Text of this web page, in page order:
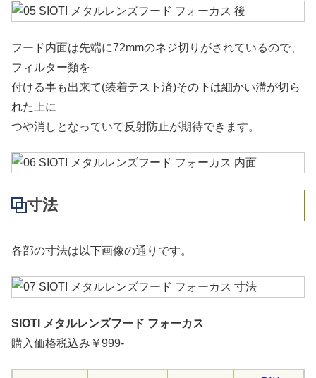
フード内面は先端に72mmのネジ切りがされているので、
フィルター類を
付ける事も出来て(装着テスト済)その下は細かい溝が切ら
れた上に
つや消しとなっていて反射防止が期待できます。
寸法
各部の寸法は以下画像の通りです。
SIOTI メタルレンズフード フォーカス
購入価格税込み￥999-